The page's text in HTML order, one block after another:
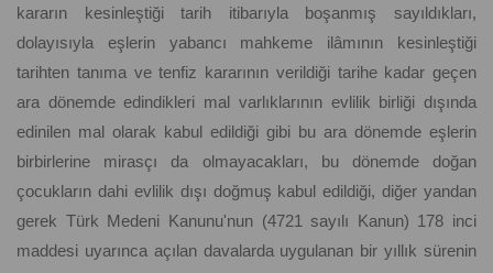
kararın kesinleştiği tarih itibarıyla boşanmış sayıldıkları,
dolayısıyla eşlerin yabancı mahkeme ilâmının kesinleştiği
tarihten tanıma ve tenfiz kararının verildiği tarihe kadar geçen
ara dönemde edindikleri mal varlıklarının evlilik birliği dışında
edinilen mal olarak kabul edildiği gibi bu ara dönemde eşlerin
birbirlerine mirasçı da olmayacakları, bu dönemde doğan
çocukların dahi evlilik dışı doğmuş kabul edildiği, diğer yandan
gerek Türk Medeni Kanunu'nun (4721 sayılı Kanun) 178 inci
maddesi uyarınca açılan davalarda uygulanan bir yıllık sürenin